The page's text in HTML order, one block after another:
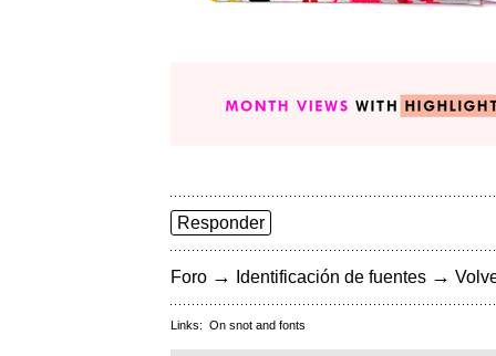
Responder
Foro → Identificación de fuentes →
Links: On snot and fonts